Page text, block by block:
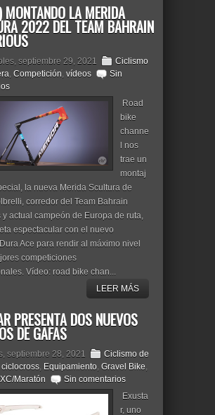
MONTANDO LA MERIDA
2022 DEL TEAM BAHRAIN
septiembre 29, 2021
Ciclismo
, Competición, vídeos
Sin
Road
bike
channe
l nos
trae un
montaj
la nueva Merida Scultura de
corredor del Team Bahrain
y actual campeón de Europa de ruta,
espectacular con el nuevo
Ace para rendir al máximo nivel
competiciones
Vídeo: road bike chan...
LEER MÁS
PRESENTA DOS NUEVOS
DE GAFAS
septiembre 28, 2021
Ciclismo de
ciclocross, Equipamiento, Gravel Bike,
XC/Maratón
Sin comentarios
Exusta
r, uno